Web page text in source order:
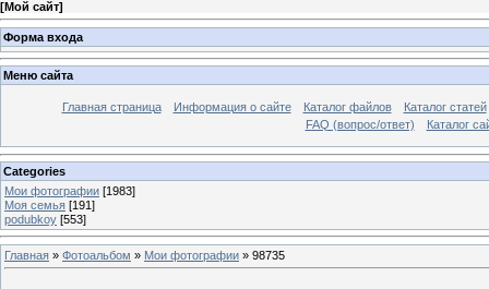
[Мой сайт]
Форма входа
Меню сайта
Главная страница Информация о сайте Каталог файлов
Каталог статей
FAQ (вопрос/ответ)
Каталог
Categories
Мои фотографии [1983]
Моя семья [191]
podubkoy [553]
Главная » Фотоальбом » Мои фотографии » 98735